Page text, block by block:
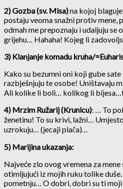
2) Gozba (sv. Misa)na kojoj
postaju veoma snažni protiv
odmah me prepoznaju i udaljuju
grijehu… Hahaha! Kojeg li
3) Klanjanje komadu kruha/
Kako su bezumni oni koji gube
razbješnjuju te osobe! Uništavaju
Ali kolike li boli… kolikog li
4) Mrzim Ružarij (Krunicu): … To
ženetinu! To su krivi, lažni…
uzrokuju… (jecaji plača)…
5) Marijina ukazanja:
Najveće zlo ovog vremena za
otimljujući iz mojih ruku tolike
pometnju… O dobri, dobri su ti